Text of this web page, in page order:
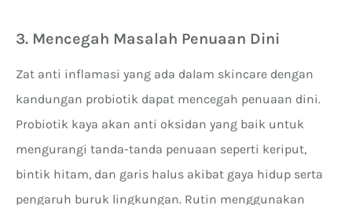
3. Mencegah Masalah Penuaan Dini
Zat anti inflamasi yang ada dalam skincare dengan
kandungan probiotik dapat mencegah penuaan dini.
Probiotik kaya akan anti oksidan yang baik untuk
mengurangi tanda-tanda penuaan seperti keriput,
bintik hitam, dan garis halus akibat gaya hidup serta
pengaruh buruk lingkungan. Rutin menggunakan